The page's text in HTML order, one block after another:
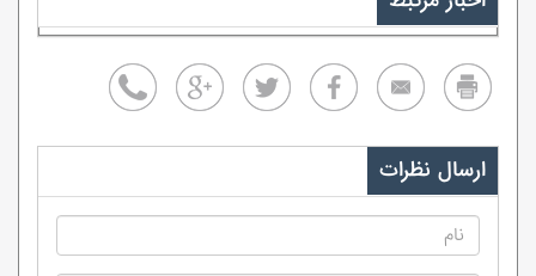
ارسال نظرات